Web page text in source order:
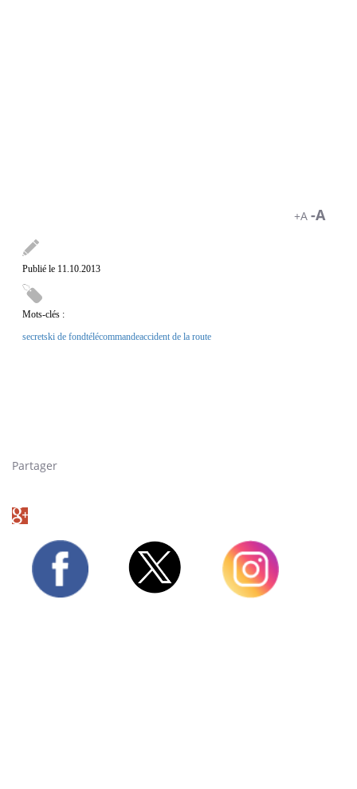
+A -A
Publié le 11.10.2013
Mots-clés :
secretski de fondtélécommandeaccident de la route
Partager